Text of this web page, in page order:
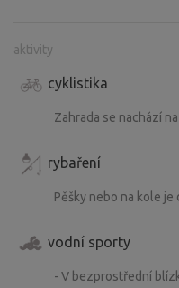
aktivity
cyklistika
Zahrada se nachází
rybaření
Pěšky nebo na kole
vodní sporty
- V bezprostřední